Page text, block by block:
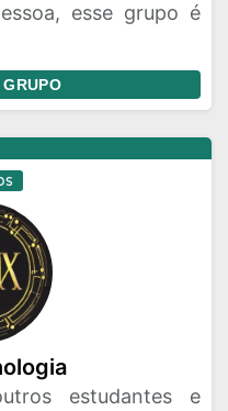
esse grupo é
estudantes e